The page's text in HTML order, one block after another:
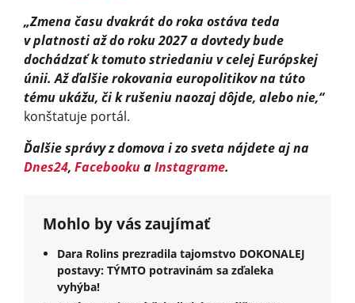
„Zmena času dvakrát do roka ostáva teda
v platnosti až do roku 2027 a dovtedy bude
dochádzať k tomuto striedaniu v celej Európskej
únii. Až ďalšie rokovania europolitikov na túto
tému ukážu, či k rušeniu naozaj dôjde, alebo nie,“
konštatuje portál.
Ďalšie správy z domova i zo sveta nájdete aj na
Dnes24, FacebookuaInstagrame.
Mohlo by vás zaujímať
Dara Rolins prezradila tajomstvo DOKONALEJ
postavy: TÝMTO potravinám sa zďaleka
vyhýba!